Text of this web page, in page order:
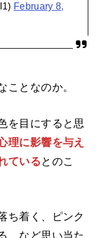
February 8,
ことなのか。
を目にすると思
理に影響を与え
ている とのこ
ち着く、ピンク